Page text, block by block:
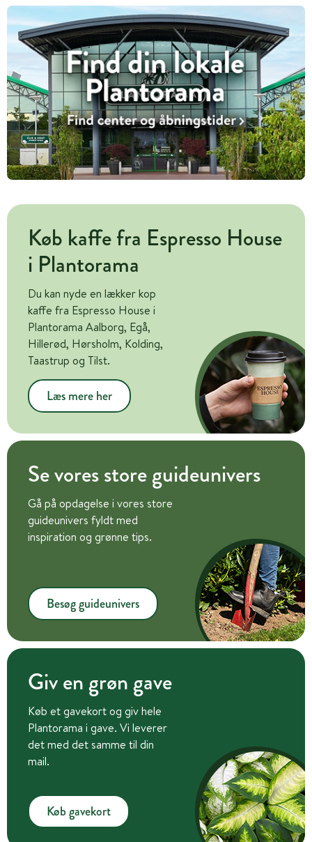
Køb kaffe fra Espresso House
i Plantorama
Du kan nyde en lækker kop
kaffe fra Espresso House i
Plantorama Aalborg, Egå,
Hillerød, Hørsholm, Kolding,
Taastrup og Tilst.
Læs mere her
Se vores store guideunivers
Gå på opdagelse i vores store
guideunivers fyldt med
inspiration og grønne tips.
Besøg guideunivers
Giv en grøn gave
Køb et gavekort og giv hele
Plantorama i gave. Vi leverer
det med det samme til din
mail.
Køb gavekort